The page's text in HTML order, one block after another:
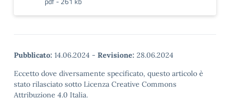
Pubblicato: 14.06.2024 - Revisione: 28.06.2024
Eccetto dove diversamente specificato, questo articolo è
stato rilasciato sotto Licenza Creative Commons
Attribuzione 4.0 Italia.